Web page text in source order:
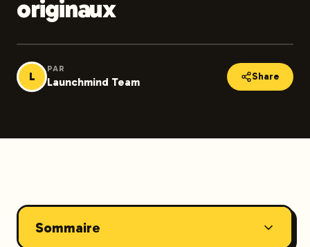
originaux
L
PAR
Launchmind Team Share
Sommaire